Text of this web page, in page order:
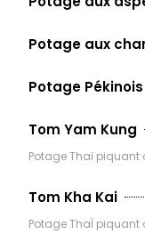
Potage aux
Potage Pékinois
Tom Yam Kung
Potage Thaï piquant
Tom Kha Kai
Potage ThaÏ